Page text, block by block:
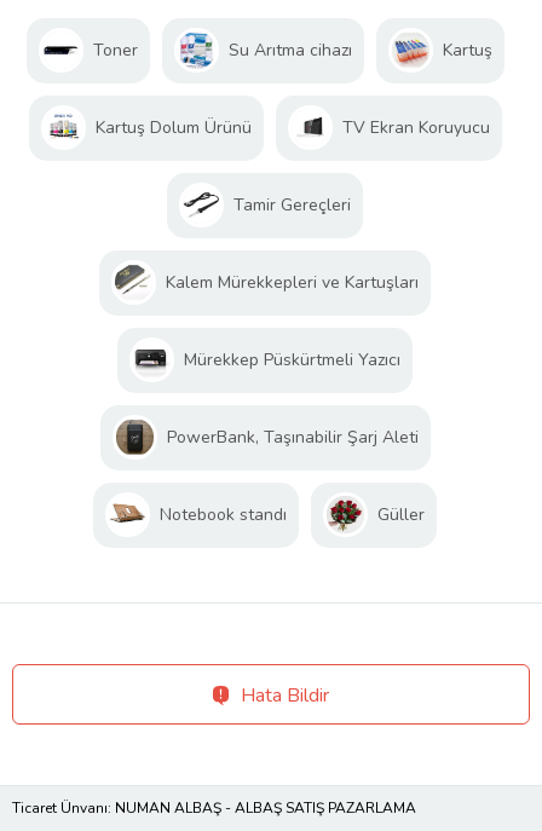
Toner Su Arıtma cihazı Kartuş
Kartuş Dolum Ürünü TV Ekran Koruyucu
Tamir Gereçleri
Kalem Mürekkepleri ve Kartuşları
Mürekkep Püskürtmeli Yazıcı
PowerBank, Taşınabilir Şarj Aleti
Notebook standı Güller
Hata Bildir
Ticaret Ünvanı: NUMAN ALBAŞ - ALBAŞ SATIŞ PAZARLAMA